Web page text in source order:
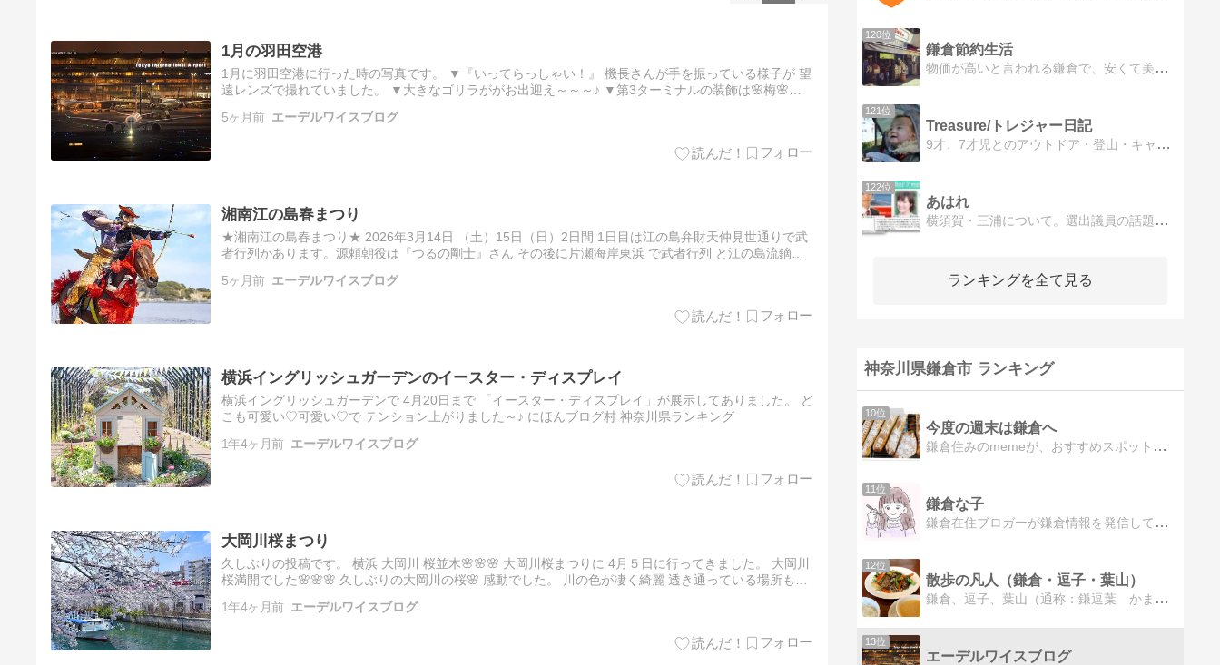
1月の羽田空港
1月に羽田空港に行った時の写真です。 ▼『いってらっしゃい！』 機長さんが手を振っている様子が 望
遠レンズで撮れていました。 ▼大きなゴリラががお出迎え～～～♪ ▼第3ターミナルの装飾は🌸梅🌸で
5ヶ月前 エーデルワイスブログ
湘南江の島春まつり
★湘南江の島春まつり★ 2026年3月14日 （土）15日（日）2日間 1日目は江の島弁財天仲見世通りで武
者行列があります。源頼朝役は『つるの剛士』さん その後に片瀬海岸東浜 で武者行列 と江の島流鏑馬
5ヶ月前 エーデルワイスブログ
横浜イングリッシュガーデンのイースター・ディスプレイ
横浜イングリッシュガーデンで 4月20日まで 「イースター・ディスプレイ」が展示してありました。 ど
こも可愛い♡可愛い♡で テンション上がりました～♪ にほんブログ村 神奈川県ランキング
1年4ヶ月前 エーデルワイスブログ
大岡川桜まつり
久しぶりの投稿です。 横浜 大岡川 桜並木🌸🌸🌸 大岡川桜まつりに 4月５日に行ってきました。 大岡川
桜満開でした🌸🌸🌸 久しぶりの大岡川の桜🌸 感動でした。 川の色が凄く綺麗 透き通っている場所もあ
1年4ヶ月前 エーデルワイスブログ
120位
鎌倉節約生活
物価が高いと言われる鎌倉で、安くて美味しい生活を楽しんでいます。リアルな鎌倉の今を感じてください。時々鎌倉の穴場情報も発信します。
121位
Treasure/トレジャー日記
9才、7才児とのアウトドア・登山・キャンプ、週末作った料理などの記録です。
122位
あはれ
横須賀・三浦について。選出議員の話題。横須賀市について。選出議員の話題や、地域情報、少しばかりケーキの話なども・・・
ランキングを全て見る
神奈川県鎌倉市 ランキング
10位
今度の週末は鎌倉へ
鎌倉住みのmemeが、おすすめスポットを紹介します
11位
鎌倉な子
鎌倉在住ブロガーが鎌倉情報を発信しています。鎌倉のおすすめグルメ、カフェ、観光スポットなど気になる方はぜひチェックしてみてください。
12位
散歩の凡人（鎌倉・逗子・葉山）
鎌倉、逗子、葉山（通称：鎌逗葉 かまずよう）を歩いて、見て、食べて、感じたことを地元目線で綴ります。
13位
エーデルワイスブログ